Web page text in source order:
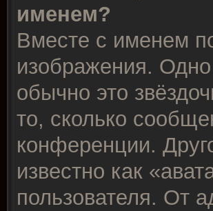
именем?
Вместе с именем
изображения.
обычно это
то, сколько
конференции.
известно как
пользователя. От